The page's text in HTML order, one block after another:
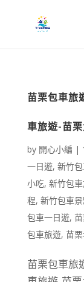
苗栗包車旅
車旅遊-苗
by 開心小編 |
一日遊, 新竹
小吃, 新竹包
程, 新竹包車
包車一日遊,
包車旅遊, 苗
苗栗包車旅